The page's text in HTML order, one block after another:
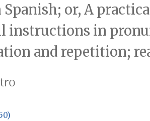
or, A
in
and repetition;